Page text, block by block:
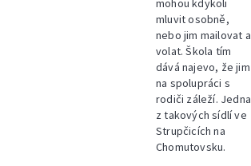
mohou kdykoli
mluvit osobně,
nebo jim mailovat a
volat. Škola tím
dává najevo, že jim
na spolupráci s
rodiči záleží. Jedna
z takových sídlí ve
Strupčicích na
Chomutovsku.